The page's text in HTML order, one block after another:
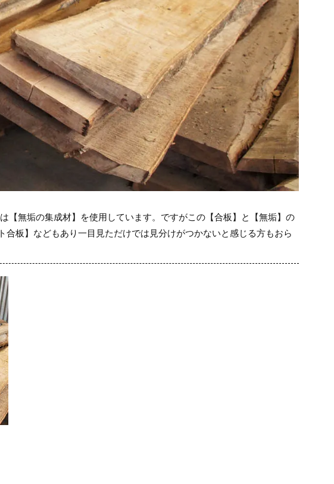
【無垢の集成材】を使用しています。ですがこの【合板】と【無垢】の
板】などもあり一目見ただけでは見分けがつかないと感じる方もおら